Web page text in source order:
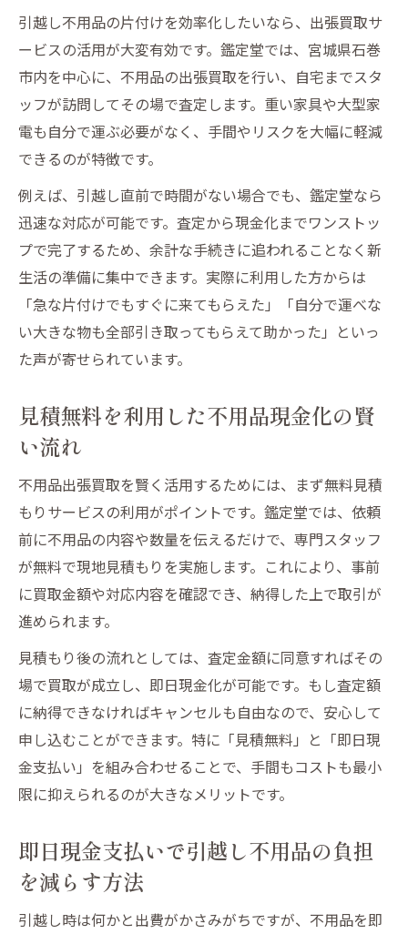
引越し不用品の片付けを効率化したいなら、出張買取サ
ービスの活用が大変有効です。鑑定堂では、宮城県石巻
市内を中心に、不用品の出張買取を行い、自宅までスタ
ッフが訪問してその場で査定します。重い家具や大型家
電も自分で運ぶ必要がなく、手間やリスクを大幅に軽減
できるのが特徴です。
例えば、引越し直前で時間がない場合でも、鑑定堂なら
迅速な対応が可能です。査定から現金化までワンストッ
プで完了するため、余計な手続きに追われることなく新
生活の準備に集中できます。実際に利用した方からは
「急な片付けでもすぐに来てもらえた」「自分で運べな
い大きな物も全部引き取ってもらえて助かった」といっ
た声が寄せられています。
見積無料を利用した不用品現金化の賢
い流れ
不用品出張買取を賢く活用するためには、まず無料見積
もりサービスの利用がポイントです。鑑定堂では、依頼
前に不用品の内容や数量を伝えるだけで、専門スタッフ
が無料で現地見積もりを実施します。これにより、事前
に買取金額や対応内容を確認でき、納得した上で取引が
進められます。
見積もり後の流れとしては、査定金額に同意すればその
場で買取が成立し、即日現金化が可能です。もし査定額
に納得できなければキャンセルも自由なので、安心して
申し込むことができます。特に「見積無料」と「即日現
金支払い」を組み合わせることで、手間もコストも最小
限に抑えられるのが大きなメリットです。
即日現金支払いで引越し不用品の負担
を減らす方法
引越し時は何かと出費がかさみがちですが、不用品を即